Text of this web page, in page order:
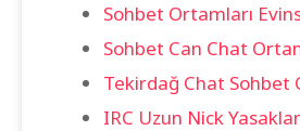
Sohbet Ortamları
Sohbet Can Chat
Tekirdağ Chat Sohbet
IRC Uzun Nick